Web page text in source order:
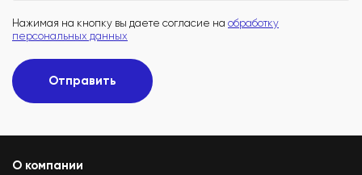
Нажимая на кнопку вы даете согласие на обработку
персональных данных
Отправить
О компании